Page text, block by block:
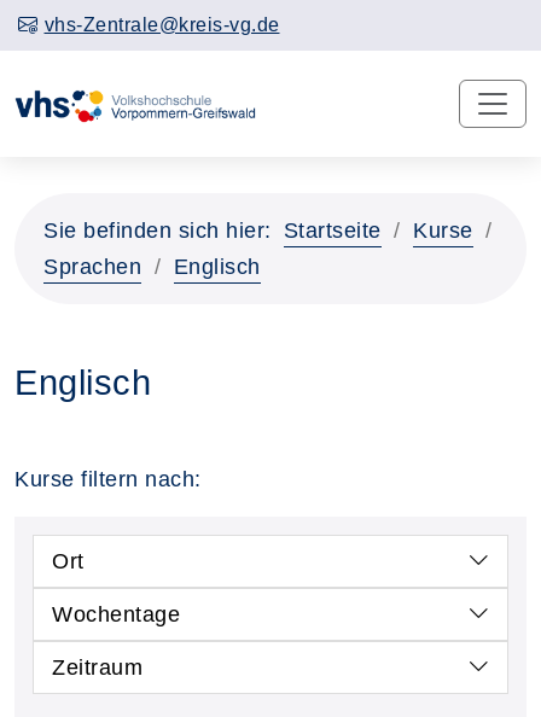
vhs-Zentrale@kreis-vg.de
Sie befinden sich hier: Startseite
Kurse
Sprachen
Englisch
Englisch
Kurse filtern nach:
Ort
Wochentage
Zeitraum